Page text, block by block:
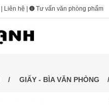
Liên hệ Tư vấn văn phòng phẩm
GIẤY - BÌA VĂN PHÒNG